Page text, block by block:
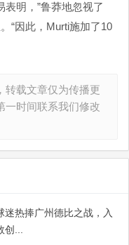
表明，”鲁莽地忽视了
“因此，Murti施加了10
转载文章仅为传播更
一时间联系我们修改
迷热捧广州德比之战，入
...